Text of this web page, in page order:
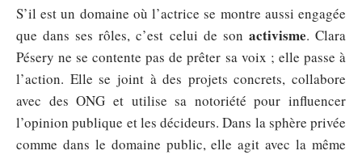
S’il est un domaine où l’actrice se montre aussi engagée
que dans ses rôles, c’est celui de son activisme. Clara
Pésery ne se contente pas de prêter sa voix ; elle passe à
l’action. Elle se joint à des projets concrets, collabore
avec des ONG et utilise sa notoriété pour influencer
l’opinion publique et les décideurs. Dans la sphère privée
comme dans le domaine public, elle agit avec la même